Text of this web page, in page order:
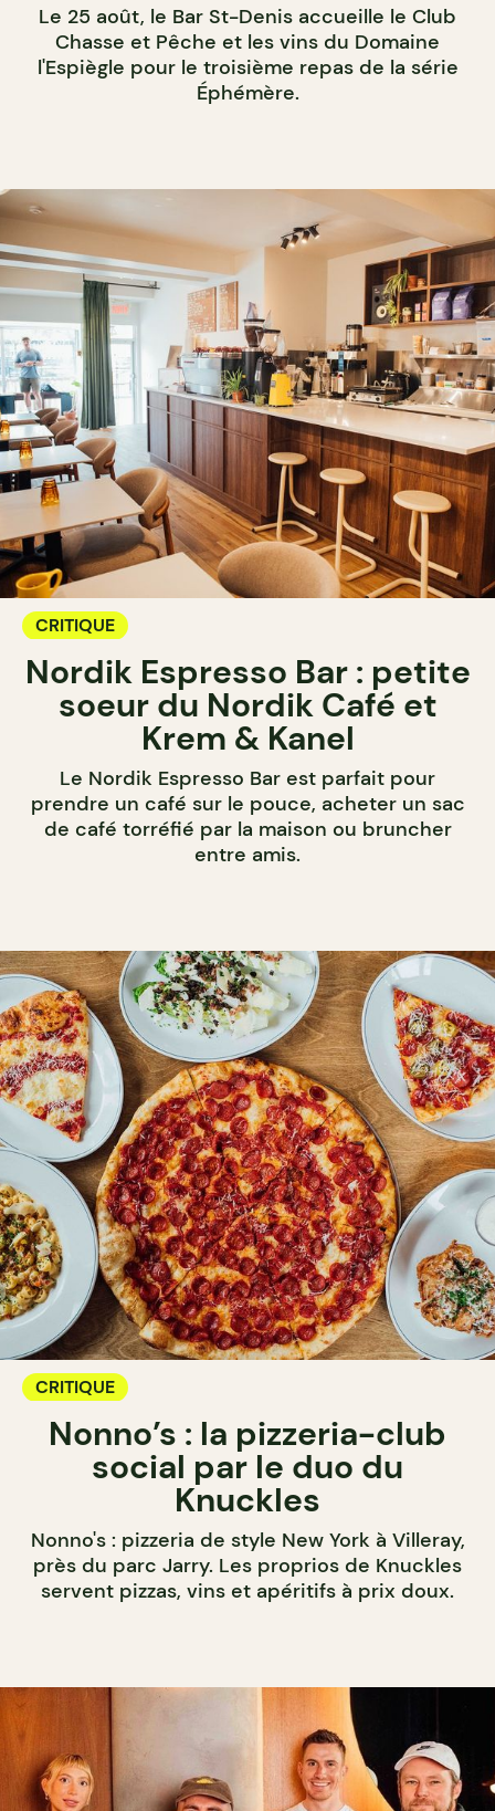
Le 25 août, le Bar St-Denis accueille le Club
Chasse et Pêche et les vins du Domaine
l'Espiègle pour le troisième repas de la série
Éphémère.
CRITIQUE
Nordik Espresso Bar : petite
soeur du Nordik Café et
Krem & Kanel
Le Nordik Espresso Bar est parfait pour
prendre un café sur le pouce, acheter un sac
de café torréfié par la maison ou bruncher
entre amis.
CRITIQUE
Nonno’s : la pizzeria-club
social par le duo du
Knuckles
Nonno's : pizzeria de style New York à Villeray,
près du parc Jarry. Les proprios de Knuckles
servent pizzas, vins et apéritifs à prix doux.